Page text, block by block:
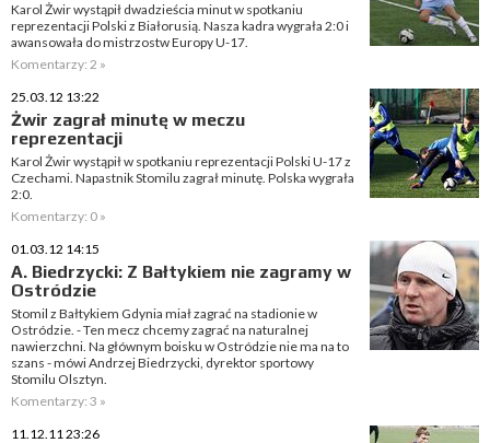
Karol Żwir wystąpił dwadzieścia minut w spotkaniu
reprezentacji Polski z Białorusią. Nasza kadra wygrała 2:0 i
awansowała do mistrzostw Europy U-17.
Komentarzy: 2 »
25.03.12 13:22
Żwir zagrał minutę w meczu
reprezentacji
Karol Żwir wystąpił w spotkaniu reprezentacji Polski U-17 z
Czechami. Napastnik Stomilu zagrał minutę. Polska wygrała
2:0.
Komentarzy: 0 »
01.03.12 14:15
A. Biedrzycki: Z Bałtykiem nie zagramy w
Ostródzie
Stomil z Bałtykiem Gdynia miał zagrać na stadionie w
Ostródzie. - Ten mecz chcemy zagrać na naturalnej
nawierzchni. Na głównym boisku w Ostródzie nie ma na to
szans - mówi Andrzej Biedrzycki, dyrektor sportowy
Stomilu Olsztyn.
Komentarzy: 3 »
11.12.11 23:26